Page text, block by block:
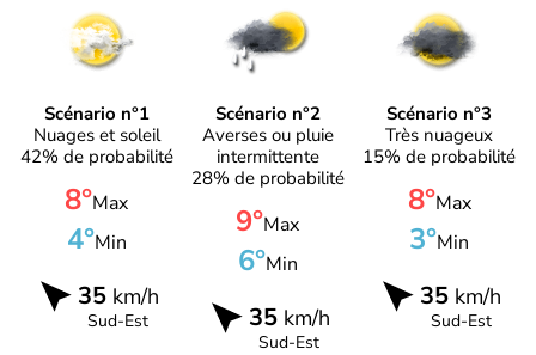
Scénario n°1
Nuages et soleil
42% de probabilité
8°Max
4°Min
35km/h
Sud-Est
Scénario n°2
Averses ou pluie
intermittente
28% de probabilité
9°Max
6°Min
35km/h
Sud-Est
Scénario n°3
Très nuageux
15% de probabilité
8°Max
3°Min
35 km/h
Sud-Est